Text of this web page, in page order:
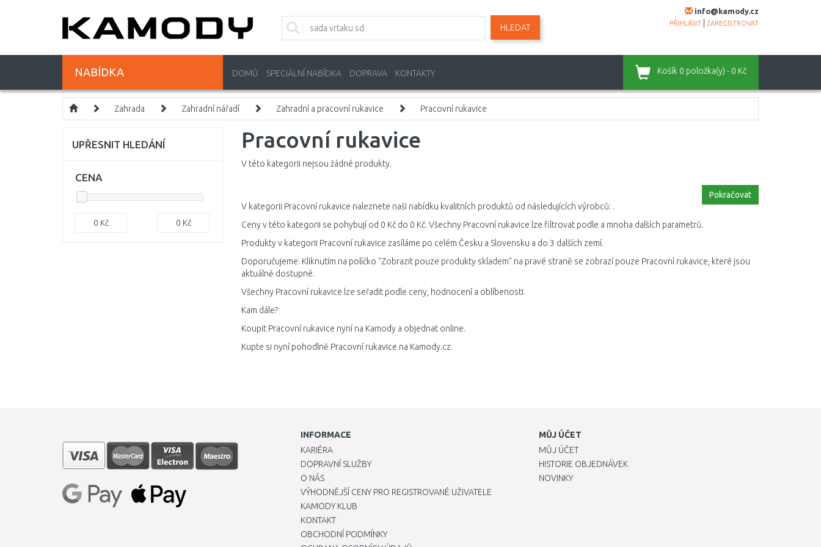
info@kamody.cz
PŘIHLÁSIT ZAREGISTROVAT
HLEDAT
NABÍDKA DOMŮ SPECIÁLNÍ NABÍDKA DOPRAVA KONTAKTY Košík 0 položka(y) - 0 Kč
Zahrada Zahradní nářadí Zahradní a pracovní rukavice Pracovní rukavice
Pracovní rukavice
V této kategorii nejsou žádné produkty.
Pokračovat
V kategorii Pracovní rukavice naleznete naši nabídku kvalitních produktů od následujících výrobců: .
Ceny v této kategorii se pohybují od 0 Kč do 0 Kč. Všechny Pracovní rukavice lze filtrovat podle a mnoha dalších parametrů.
Produkty v kategorii Pracovní rukavice zasíláme po celém Česku a Slovensku a do 3 dalších zemí.
Doporučujeme: Kliknutím na políčko "Zobrazit pouze produkty skladem" na pravé straně se zobrazí pouze Pracovní rukavice, které jsou
aktuálně dostupné.
Všechny Pracovní rukavice lze seřadit podle ceny, hodnocení a oblíbenosti.
Kam dále?
Koupit Pracovní rukavice nyní na Kamody a objednat online.
Kupte si nyní pohodlně Pracovní rukavice na Kamody.cz.
UPŘESNIT HLEDÁNÍ
CENA
0 Kč 0 Kč
INFORMACE
KARIÉRA
DOPRAVNÍ SLUŽBY
O NÁS
VÝHODNĚJŠÍ CENY PRO REGISTROVANÉ UŽIVATELE
KAMODY KLUB
KONTAKT
OBCHODNÍ PODMÍNKY
MŮJ ÚČET
MŮJ ÚČET
HISTORIE OBJEDNÁVEK
NOVINKY